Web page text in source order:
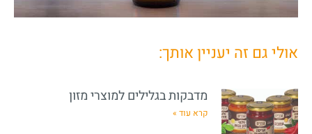
אולי גם זה יעניין אותך:
מדבקות בגלילים למוצרי מזון
קרא עוד »